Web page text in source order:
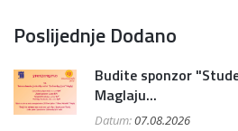
Poslijednje Dodano
Budite sponzor
Maglaju...
Datum:07.08.2026